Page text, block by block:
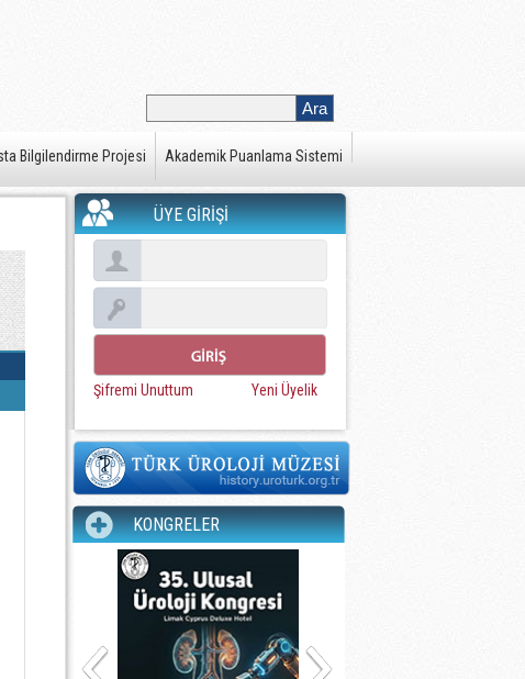
Bilgilendirme Projesi Akademik Puanlama Sistemi
ÜYE GİRİŞİ
Şifremi Unuttum Yeni Üyelik
KONGRELER